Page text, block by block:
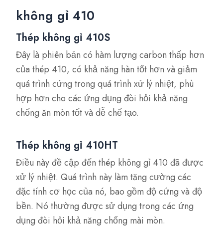
không gỉ 410
Thép không gỉ 410S
Đây là phiên bản có hàm lượng carbon thấp hơn
của thép 410, có khả năng hàn tốt hơn và giảm
quá trình cứng trong quá trình xử lý nhiệt, phù
hợp hơn cho các ứng dụng đòi hỏi khả năng
chống ăn mòn tốt và dễ chế tạo.
Thép không gỉ 410HT
Điều này đề cập đến thép không gỉ 410 đã được
xử lý nhiệt. Quá trình này làm tăng cường các
đặc tính cơ học của nó, bao gồm độ cứng và độ
bền. Nó thường được sử dụng trong các ứng
dụng đòi hỏi khả năng chống mài mòn.